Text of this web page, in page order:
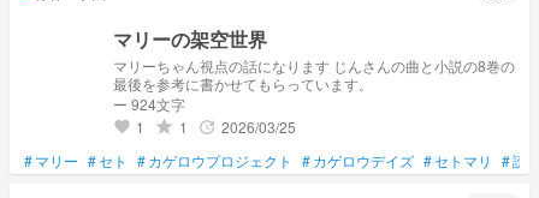
マリーの架空世界
マリーちゃん視点の話になります じんさんの曲と小説の8巻の
最後を参考に書かせてもらっています。
ー 924文字
favorite 1 grade 1 update 2026/03/25
#マリー #セト #カゲロウプロジェクト #カゲロウデイズ #セトマリ #読